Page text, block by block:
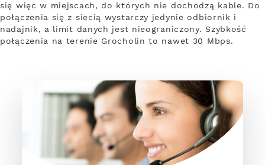
się więc w miejscach, do których nie dochodzą kable. Do
połączenia się z siecią wystarczy jedynie odbiornik i
nadajnik, a limit danych jest nieograniczony. Szybkość
połączenia na terenie Grocholin to nawet 30 Mbps.